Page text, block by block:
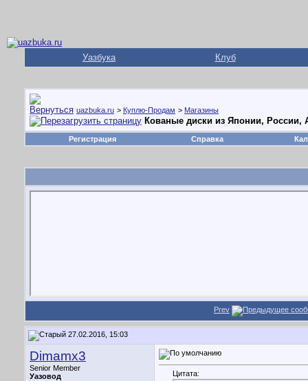
Уазбука Клуб
uazbuka.ru > Куплю-Продам > Магазины
Кованые диски из Японии, России,
Регистрация Справка
Prev
27.02.2016, 15:03
Dimamx3
Senior Member
Уазовод
Цитата: